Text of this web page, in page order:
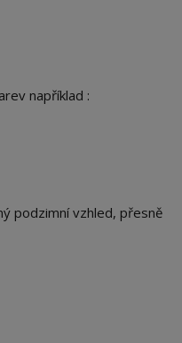
například :
podzimní vzhled, přesně